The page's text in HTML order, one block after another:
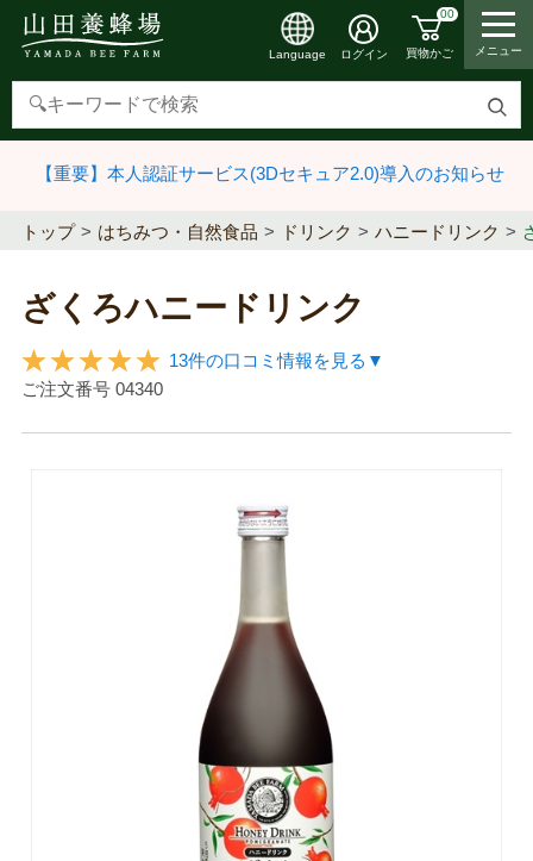
検
す
Language ログイン
00
買物かご メニュー
【重要】本人認証サービス(3Dセキュア2.0)導入のお知らせ
トップ はちみつ・自然食品 ドリンク ハニードリンク
ざくろハニードリンク
13件の口コミ情報を見る▼
ご注文番号 04340